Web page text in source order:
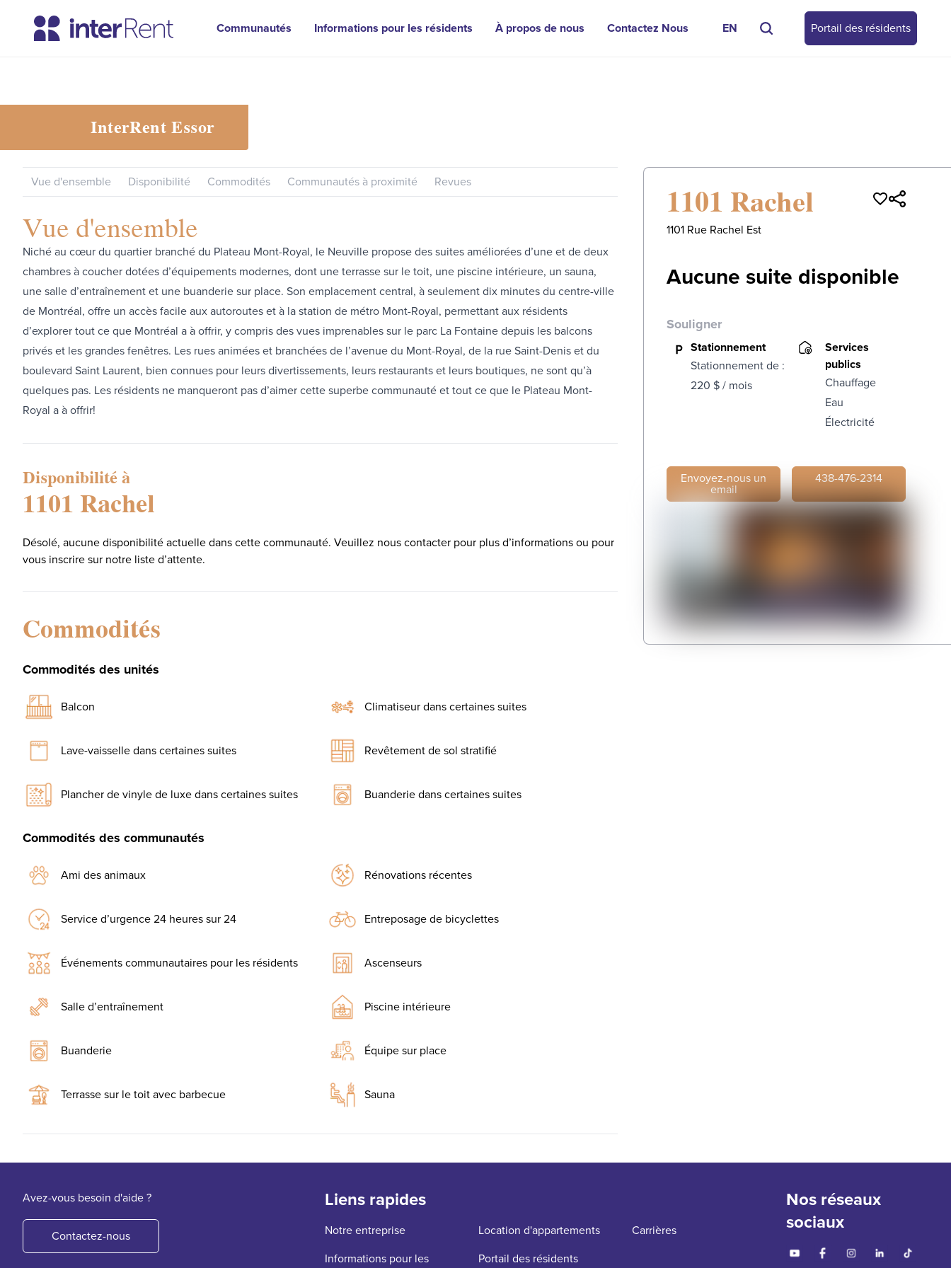
Communautés Informations pour les résidents À propos de nous Contactez Nous EN Portail des résidents
0/0
InterRent Essor
1101 Rachel
1101 Rue Rachel Est
Aucune suite disponible
Souligner
Stationnement
Stationnement de :
220 $ / mois
Services
publics
Chauffage
Eau
Électricité
Envoyez-nous un
email
438-476-2314
Vue d'ensemble Disponibilité Commodités Communautés à proximité Revues
Vue d'ensemble
Niché au cœur du quartier branché du Plateau Mont-Royal, le Neuville propose des suites améliorées d’une et de deux
chambres à coucher dotées d’équipements modernes, dont une terrasse sur le toit, une piscine intérieure, un sauna,
une salle d’entraînement et une buanderie sur place. Son emplacement central, à seulement dix minutes du centre-ville
de Montréal, offre un accès facile aux autoroutes et à la station de métro Mont-Royal, permettant aux résidents
d’explorer tout ce que Montréal a à offrir, y compris des vues imprenables sur le parc La Fontaine depuis les balcons
privés et les grandes fenêtres. Les rues animées et branchées de l’avenue du Mont-Royal, de la rue Saint-Denis et du
boulevard Saint Laurent, bien connues pour leurs divertissements, leurs restaurants et leurs boutiques, ne sont qu’à
quelques pas. Les résidents ne manqueront pas d’aimer cette superbe communauté et tout ce que le Plateau Mont-
Royal a à offrir!
Disponibilité à
1101 Rachel
Désolé, aucune disponibilité actuelle dans cette communauté. Veuillez nous contacter pour plus d’informations ou pour
vous inscrire sur notre liste d’attente.
Commodités
Commodités des unités
Balcon Climatiseur dans certaines suites
Lave-vaisselle dans certaines suites Revêtement de sol stratifié
Plancher de vinyle de luxe dans certaines suites Buanderie dans certaines suites
Commodités des communautés
Ami des animaux Rénovations récentes
Service d’urgence 24 heures sur 24 Entreposage de bicyclettes
Événements communautaires pour les résidents Ascenseurs
Salle d’entraînement Piscine intérieure
Buanderie Équipe sur place
Terrasse sur le toit avec barbecue Sauna
Avez-vous besoin d'aide ?
Contactez-nous
Liens rapides
Notre entreprise Location d'appartements
Carrières
Informations pour les
Portail des résidents
Nos réseaux
sociaux